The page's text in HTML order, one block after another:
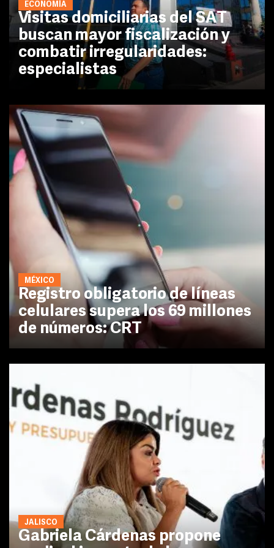
ECONOMÍA
Visitas domiciliarias del SAT
buscan mayor fiscalización y
combatir irregularidades:
especialistas
MÉXICO
Registro obligatorio de líneas
celulares supera los 69 millones
de números: CRT
JALISCO
Gabriela Cárdenas propone